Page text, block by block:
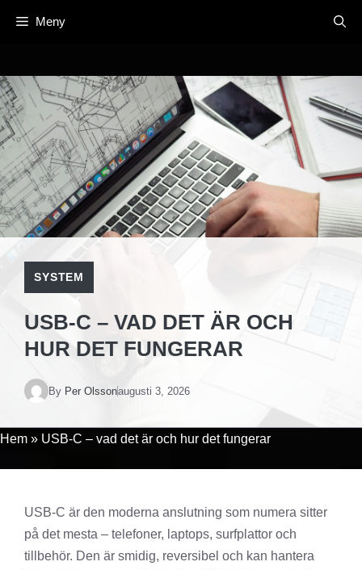
Meny
SYSTEM
USB-C – VAD DET ÄR OCH
HUR DET FUNGERAR
By Per Olssonaugusti 3, 2026
Hem » USB-C – vad det är och hur det fungerar
USB-C är den moderna anslutning som numera sitter
på det mesta – telefoner, laptops, surfplattor och
tillbehör. Den är smidig, reversibel och kan hantera